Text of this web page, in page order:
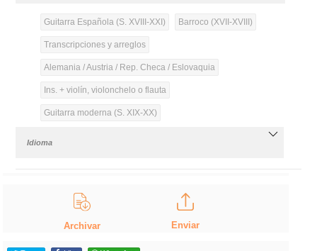
Guitarra Española (S. XVIII-XXI) Barroco (XVII-XVIII)
Transcripciones y arreglos
Alemania / Austria / Rep. Checa / Eslovaquia
Ins. + violín, violonchelo o flauta
Guitarra moderna (S. XIX-XX)
Idioma
Archivar Enviar